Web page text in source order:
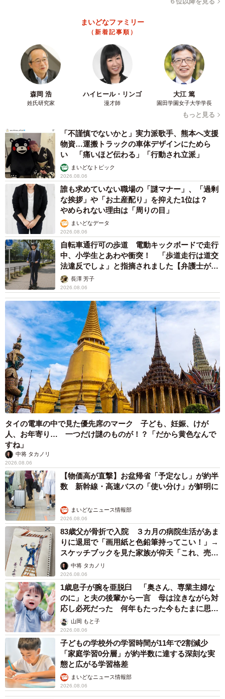
— 𝚜𝚊𝚔𝚞🧸®︎𝟷𝚢 (@skrk830)January 6, 2023
まいどなファミリー
（新着記事順）
森岡 浩
姓氏研究家
ハイヒール・リンゴ
漫才師
大江 篤
園田学園女子大学学長
もっと見る
「不謹慎でないかと」実力派歌手、熊本へ支援
物資…運搬トラックの車体デザインにためら
い 「痛いほど伝わる」「行動され立派」
まいどなトピック
2026.08.06
誰も求めていない職場の「謎マナー」、「過剰
な挨拶」や「お土産配り」を抑えた1位は？
やめられない理由は「周りの目」
まいどなデータ
2026.08.06
自転車通行可の歩道 電動キックボードで走行
中、小学生とあわや衝突！ 「歩道走行は道交
法違反でしょ」と指摘されました【弁護士が解
説】長澤 芳子
2026.08.06
タイの電車の中で見た優先席のマーク 子ども、妊娠、けが
人、お年寄り… 一つだけ謎のものが！？「だから黄色なんで
すね」
中将 タカノリ
2026.08.06
【物価高が直撃】お盆帰省「予定なし」が約半
数 新幹線・高速バスの「使い分け」が鮮明に
まいどなニュース情報部
2026.08.06
83歳父が骨折で入院 ３カ月の病院生活があま
りに退屈で「画用紙と色鉛筆持ってこい！」→
スケッチブックを見た家族が仰天「これ、売れ
ますよ…」
中将 タカノリ
2026.08.06
1歳息子が腕を亜脱臼 「奥さん、専業主婦な
のに」と夫の後輩から一言 母は泣きながら対
応し必死だった 何年もたった今もたまに思い
出し…山岡 もと子
2026.08.06
子どもの学校外の学習時間が11年で2割減少
「家庭学習0分層」が約半数に達する深刻な実
態と広がる学習格差
まいどなニュース情報部
2026.08.06